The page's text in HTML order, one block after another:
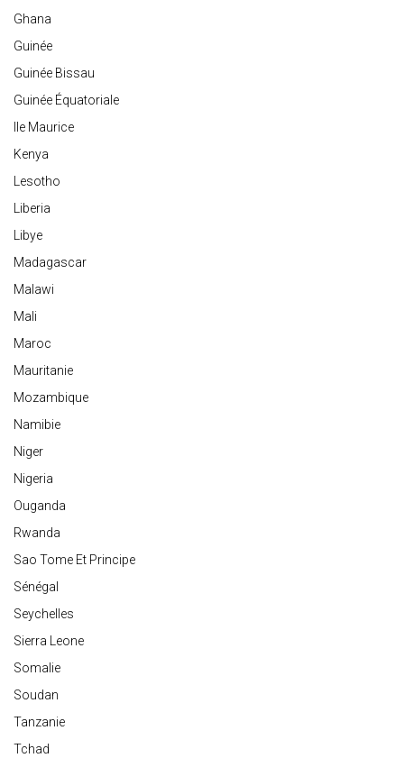
Ghana
Guinée
Guinée Bissau
Guinée Équatoriale
Ile Maurice
Kenya
Lesotho
Liberia
Libye
Madagascar
Malawi
Mali
Maroc
Mauritanie
Mozambique
Namibie
Niger
Nigeria
Ouganda
Rwanda
Sao Tome Et Principe
Sénégal
Seychelles
Sierra Leone
Somalie
Soudan
Tanzanie
Tchad